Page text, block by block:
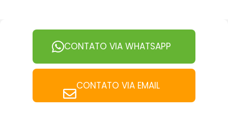
CONTATO VIA WHATSAPP
CONTATO VIA EMAIL